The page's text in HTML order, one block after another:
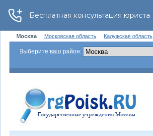
Москва Московская область Калужская область
Выберите ваш район: